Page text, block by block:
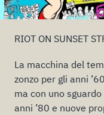
RIOT ON SUNSET
La macchina del
zonzo per gli anni
ma con uno
anni ’80 e nuove